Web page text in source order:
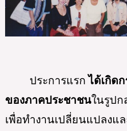
ประการแรก ได้เกิด
ของภาคประชาชนในรูปก
เพื่อทำงานเปลี่ยนแปลงแ